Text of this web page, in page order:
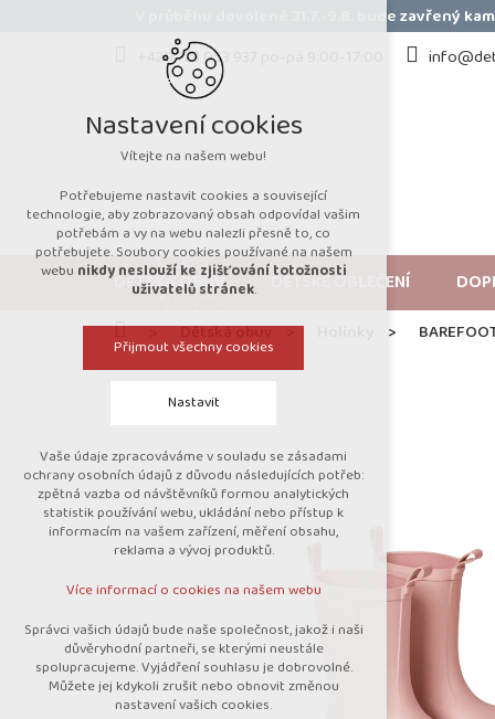
V průběhu dovolené 31.7.-9.8. bude zavřený
+420 723 053 937 po-pá 9:00-17:00
DĚTSKÁ OBUV DĚTSKÉ OBLEČENÍ
DomůDětská obuv
Nastavení cookies
Vítejte na našem webu!
Potřebujeme nastavit cookies a související
technologie, aby zobrazovaný obsah odpovídal vašim
potřebám a vy na webu nalezli přesně to, co
potřebujete. Soubory cookies používané na našem
webu nikdy neslouží ke zjišťování totožnosti
uživatelů stránek.
Přijmout všechny cookies
Nastavit
Technická cookies
nutná pro provozování webu
udržení kontextu stránek (session):
případná přihlášení, volby jazyka, apod.
návštěvnosti
marketingová cookies (Google)
Více informací o cookies na našem webu
Vaše údaje zpracováváme v souladu se zásadami
ochrany osobních údajů z důvodu následujících potřeb:
zpětná vazba od návštěvníků formou analytických
statistik používání webu, ukládání nebo přístup k
informacím na vašem zařízení, měření obsahu,
reklama a vývoj produktů.
Více informací o cookies na našem webu
Správci vašich údajů bude naše společnost, jakož i naši
důvěryhodní partneři, se kterými neustále
spolupracujeme. Vyjádření souhlasu je dobrovolné.
Můžete jej kdykoli zrušit nebo obnovit změnou
nastavení vašich cookies.